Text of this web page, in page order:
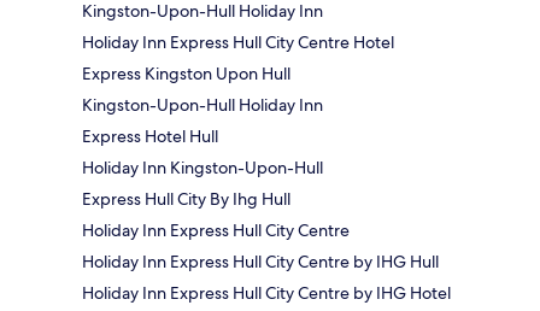
Kingston-Upon-Hull Holiday Inn
Holiday Inn Express Hull City Centre Hotel
Express Kingston Upon Hull
Kingston-Upon-Hull Holiday Inn
Express Hotel Hull
Holiday Inn Kingston-Upon-Hull
Express Hull City By Ihg Hull
Holiday Inn Express Hull City Centre
Holiday Inn Express Hull City Centre by IHG Hull
Holiday Inn Express Hull City Centre by IHG Hotel